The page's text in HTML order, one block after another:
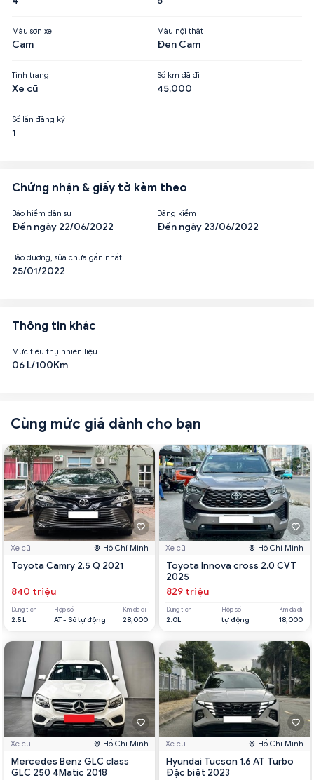
Màu sơn xe
Cam
Màu nội thất
Đen Cam
Tình trạng
Xe cũ
Số km đã đi
45,000
Số lần đăng ký
1
Chứng nhận & giấy tờ kèm theo
Bảo hiểm dân sự
Đến ngày 22/06/2022
Đăng kiểm
Đến ngày 23/06/2022
Bảo dưỡng, sửa chữa gần nhất
25/01/2022
Thông tin khác
Mức tiêu thụ nhiên liệu
06 L/100Km
Cùng mức giá dành cho bạn
Xe cũ Hồ Chí Minh
Toyota Camry 2.5 Q 2021
840 triệu
Dung tích
2.5 L
Hộp số
AT - Số tự động
Km đã đi
28,000
Xe cũ Hồ Chí Minh
Mercedes Benz GLC class
GLC 250 4Matic 2018
Xe cũ Hồ Chí Minh
Toyota Innova cross 2.0 CVT
2025
829 triệu
Dung tích
2.0L
Hộp số
tự động
Km đã đi
18,000
Xe cũ Hồ Chí Minh
Hyundai Tucson 1.6 AT Turbo
Đặc biệt 2023